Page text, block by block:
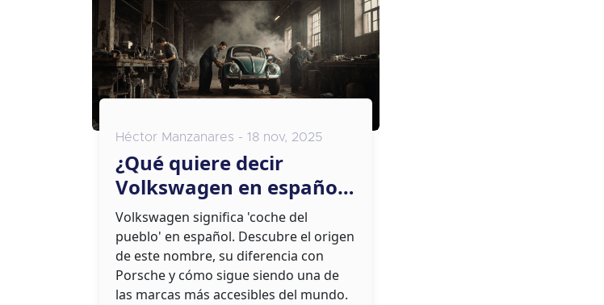
Héctor Manzanares - 18 nov, 2025
¿Qué quiere decir
Volkswagen en español?
El significado detrás del
nombre de la marca
Volkswagen significa 'coche del
pueblo' en español. Descubre el origen
de este nombre, su diferencia con
Porsche y cómo sigue siendo una de
las marcas más accesibles del mundo.